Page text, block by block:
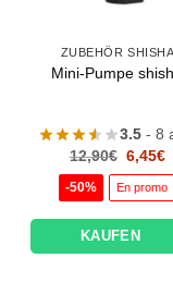
ZUBEHÖR SHISHA
Mini-Pumpe
3.5 - 8
12,90€ Le
prix
initial
était :
6,45€Le
-50% En promo
KAUFEN